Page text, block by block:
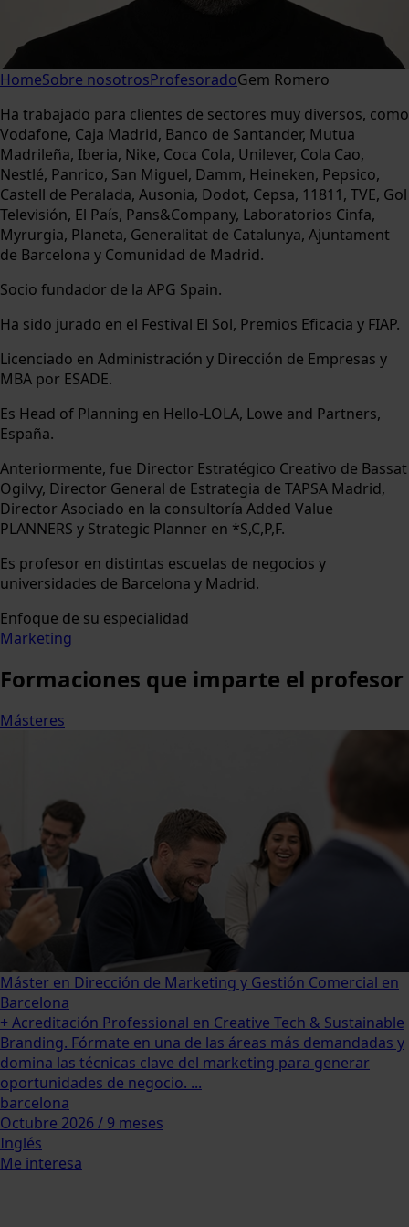
HomeSobre nosotrosProfesoradoGem Romero
Ha trabajado para clientes de sectores muy diversos, como
Vodafone, Caja Madrid, Banco de Santander, Mutua
Madrileña, Iberia, Nike, Coca Cola, Unilever, Cola Cao,
Nestlé, Panrico, San Miguel, Damm, Heineken, Pepsico,
Castell de Peralada, Ausonia, Dodot, Cepsa, 11811, TVE, Gol
Televisión, El País, Pans&Company, Laboratorios Cinfa,
Myrurgia, Planeta, Generalitat de Catalunya, Ajuntament
de Barcelona y Comunidad de Madrid.
Socio fundador de la APG Spain.
Ha sido jurado en el Festival El Sol, Premios Eficacia y FIAP.
Licenciado en Administración y Dirección de Empresas y
MBA por ESADE.
Es Head of Planning en Hello-LOLA, Lowe and Partners,
España.
Anteriormente, fue Director Estratégico Creativo de Bassat
Ogilvy, Director General de Estrategia de TAPSA Madrid,
Director Asociado en la consultoría Added Value
PLANNERS y Strategic Planner en *S,C,P,F.
Es profesor en distintas escuelas de negocios y
universidades de Barcelona y Madrid.
Enfoque de su especialidad
Marketing
Formaciones que imparte el profesor
Másteres
Máster en Dirección de Marketing y Gestión Comercial en
Barcelona
+ Acreditación Professional en Creative Tech & Sustainable
Branding. Fórmate en una de las áreas más demandadas y
domina las técnicas clave del marketing para generar
oportunidades de negocio. ...
barcelona
Octubre 2026 / 9 meses
Inglés
Me interesa